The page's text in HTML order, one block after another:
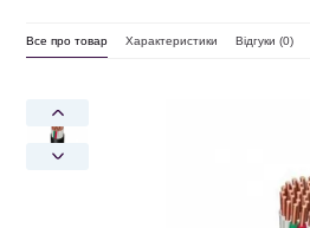
Все про товар Характеристики Відгуки (0)